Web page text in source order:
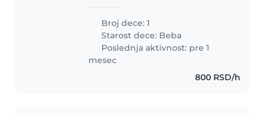
Beba ima napunjena 3 meseca.
Ako vam odgovara, možete nas
kontaktirati..
Broj dece: 1
Starost dece: Beba
Poslednja aktivnost: pre 1
mesec
800 RSD/h